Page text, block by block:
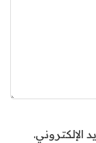
الإلكتروني.